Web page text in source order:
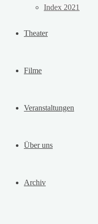
Index 2021
Theater
Filme
Veranstaltungen
Über uns
Archiv